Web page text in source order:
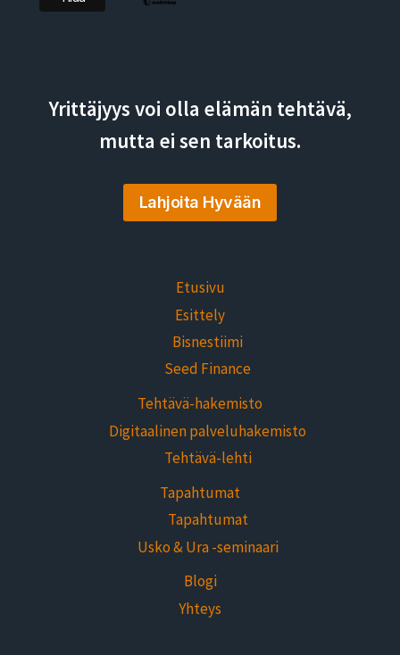
Yrittäjyys voi olla elämän tehtävä,
mutta ei sen tarkoitus.
Lahjoita Hyvään
Etusivu
Esittely
Bisnestiimi
Seed Finance
Tehtävä-hakemisto
Digitaalinen palveluhakemisto
Tehtävä-lehti
Tapahtumat
Tapahtumat
Usko & Ura -seminaari
Blogi
Yhteys